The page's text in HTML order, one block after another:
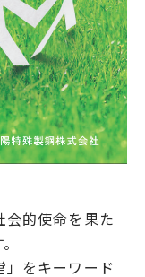
会的使命を果た
をキーワード